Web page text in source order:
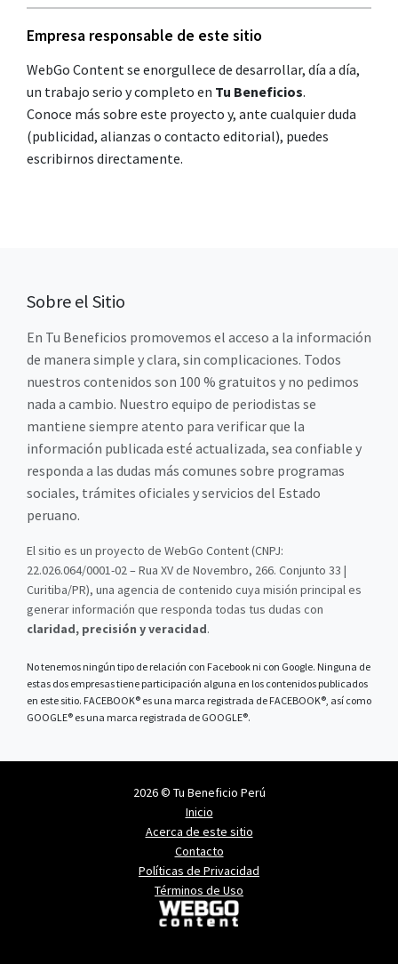
Empresa responsable de este sitio
WebGo Content se enorgullece de desarrollar, día a día,
un trabajo serio y completo en Tu Beneficios.
Conoce más sobre este proyecto y, ante cualquier duda
(publicidad, alianzas o contacto editorial), puedes
escribirnos directamente.
Sobre el Sitio
En Tu Beneficios promovemos el acceso a la información
de manera simple y clara, sin complicaciones. Todos
nuestros contenidos son 100 % gratuitos y no pedimos
nada a cambio. Nuestro equipo de periodistas se
mantiene siempre atento para verificar que la
información publicada esté actualizada, sea confiable y
responda a las dudas más comunes sobre programas
sociales, trámites oficiales y servicios del Estado
peruano.
El sitio es un proyecto de WebGo Content (CNPJ:
22.026.064/0001-02 – Rua XV de Novembro, 266. Conjunto 33 |
Curitiba/PR), una agencia de contenido cuya misión principal es
generar información que responda todas tus dudas con
claridad, precisión y veracidad.
No tenemos ningún tipo de relación con Facebook ni con Google. Ninguna de
estas dos empresas tiene participación alguna en los contenidos publicados
en este sitio. FACEBOOK® es una marca registrada de FACEBOOK®, así como
GOOGLE® es una marca registrada de GOOGLE®.
2026 © Tu Beneficio Perú
Inicio
Acerca de este sitio
Contacto
Políticas de Privacidad
Términos de Uso